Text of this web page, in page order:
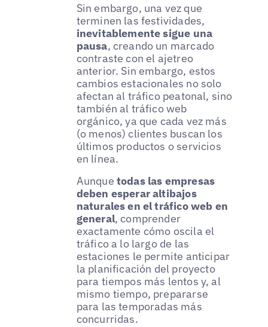
Sin embargo, una vez que
terminen las festividades,
inevitablemente sigue una
pausa, creando un marcado
contraste con el ajetreo
anterior. Sin embargo, estos
cambios estacionales no solo
afectan al tráfico peatonal, sino
también al tráfico web
orgánico, ya que cada vez más
(o menos) clientes buscan los
últimos productos o servicios
en línea.
Aunque todas las empresas
deben esperar altibajos
naturales en el tráfico web en
general, comprender
exactamente cómo oscila el
tráfico a lo largo de las
estaciones le permite anticipar
la planificación del proyecto
para tiempos más lentos y, al
mismo tiempo, prepararse
para las temporadas más
concurridas.